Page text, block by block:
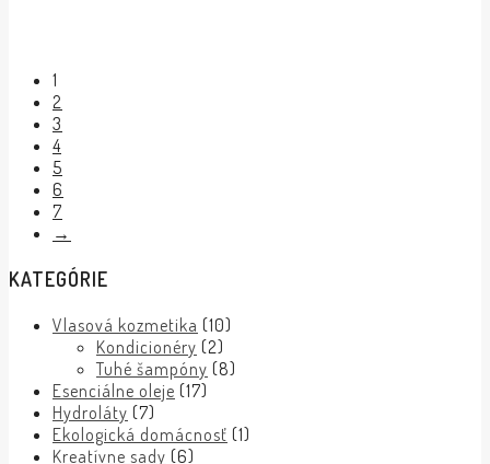
1
2
3
4
5
6
7
→
KATEGÓRIE
Vlasová kozmetika (10)
Kondicionéry (2)
Tuhé šampóny (8)
Esenciálne oleje (17)
Hydroláty (7)
Ekologická domácnosť (1)
Kreatívne sady (6)